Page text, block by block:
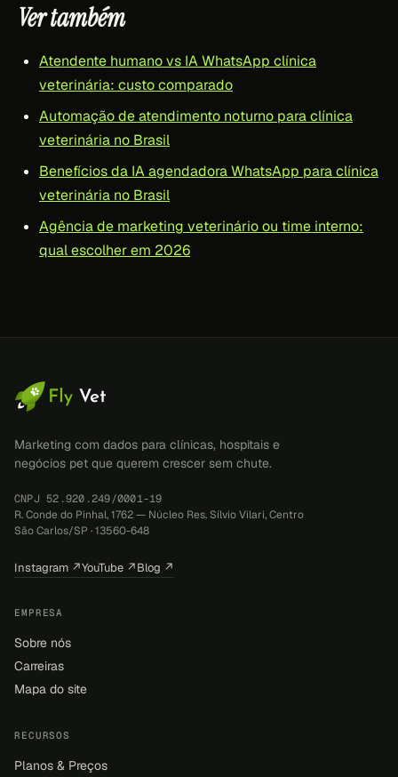
Ver também
Atendente humano vs IA WhatsApp clínica
veterinária: custo comparado
Automação de atendimento noturno para clínica
veterinária no Brasil
Benefícios da IA agendadora WhatsApp para clínica
veterinária no Brasil
Agência de marketing veterinário ou time interno:
qual escolher em 2026
Marketing com dados para clínicas, hospitais e
negócios pet que querem crescer sem chute.
CNPJ 52.920.249/0001-19
R. Conde do Pinhal, 1762 — Núcleo Res. Sílvio Vilari, Centro
São Carlos/SP · 13560-648
Instagram ↗YouTube ↗Blog ↗
EMPRESA
Sobre nós
Carreiras
Mapa do site
RECURSOS
Planos & Preços